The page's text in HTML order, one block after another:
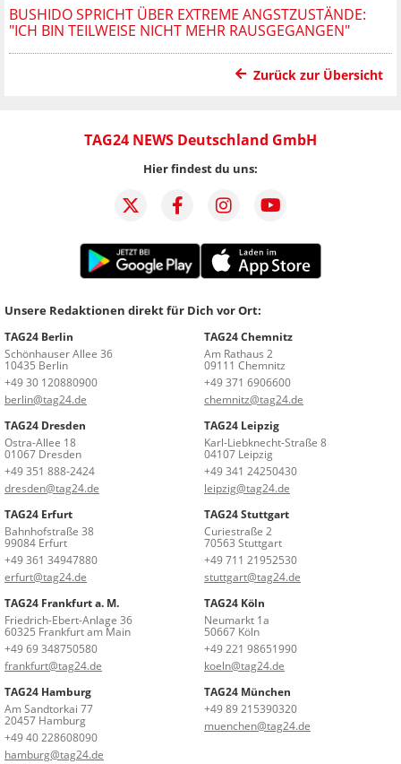
BUSHIDO SPRICHT ÜBER EXTREME ANGSTZUSTÄNDE:
"ICH BIN TEILWEISE NICHT MEHR RAUSGEGANGEN"
Zurück zur Übersicht
TAG24 NEWS Deutschland GmbH
Hier findest du uns:
Unsere Redaktionen direkt für Dich vor Ort:
TAG24 Berlin
Schönhauser Allee 36
10435 Berlin
+49 30 120880900
berlin@tag24.de
TAG24 Chemnitz
Am Rathaus 2
09111 Chemnitz
+49 371 6906600
chemnitz@tag24.de
TAG24 Dresden
Ostra-Allee 18
01067 Dresden
+49 351 888-2424
dresden@tag24.de
TAG24 Leipzig
Karl-Liebknecht-Straße 8
04107 Leipzig
+49 341 24250430
leipzig@tag24.de
TAG24 Erfurt
Bahnhofstraße 38
99084 Erfurt
+49 361 34947880
erfurt@tag24.de
TAG24 Stuttgart
Curiestraße 2
70563 Stuttgart
+49 711 21952530
stuttgart@tag24.de
TAG24 Frankfurt a. M.
Friedrich-Ebert-Anlage 36
60325 Frankfurt am Main
+49 69 348750580
frankfurt@tag24.de
TAG24 Köln
Neumarkt 1a
50667 Köln
+49 221 98651990
koeln@tag24.de
TAG24 Hamburg
Am Sandtorkai 77
20457 Hamburg
+49 40 228608090
hamburg@tag24.de
TAG24 München
+49 89 215390320
muenchen@tag24.de